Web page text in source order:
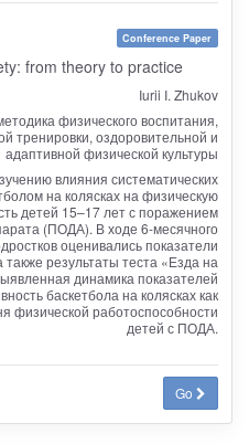
Conference Paper
from theory to practice
Iurii I. Zhukov
физического воспитания,
тренировки, оздоровительной и
адаптивной физической культуры
влияния систематических
на колясках на физическую
детей 15–17 лет с поражением
(ПОДА). В ходе 6‑месячного
оценивались показатели
результаты теста «Езда на
динамика показателей
баскетбола на колясках как
физической работоспособности
детей с ПОДА.
Go